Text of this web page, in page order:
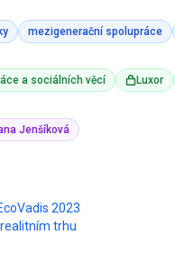
mezigenerační spolupráce
a sociálních věcí Luxor
Jenšíková
2023
trhu